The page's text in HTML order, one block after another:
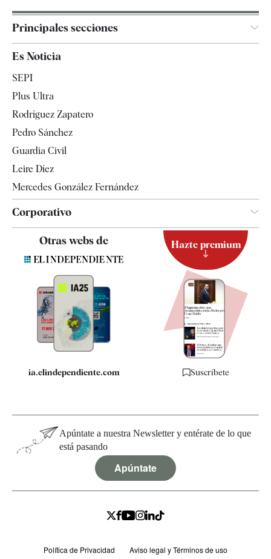
Principales secciones
Televisión
Es Noticia
SEPI
Plus Ultra
Rodríguez Zapatero
Pedro Sánchez
Guardia Civil
Leire Díez
Mercedes González Fernández
Corporativo
Quiénes somos
Especificaciones
Otras webs de
ia.elindependiente.com
Hazte premium
Suscríbete
Apúntate a nuestra Newsletter y entérate de lo que
está pasando
Apúntate
Política de Privacidad
Aviso legal y Términos de uso